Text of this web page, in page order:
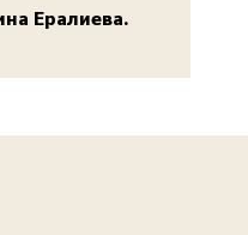
Ералиева.